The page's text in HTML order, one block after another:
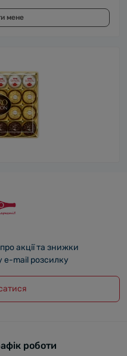
мене
акції та знижки
e-mail розсилку
роботи